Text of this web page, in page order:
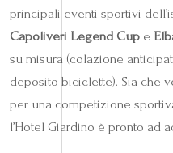
principali eventi sportivi
Capoliveri Legend Cup e
su misura (colazione
deposito biciclette). Sia che
per una competizione
l’Hotel Giardino è pronto ad